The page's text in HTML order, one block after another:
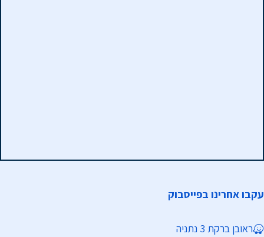
עקבו אחרינו בפייסבוק
ראובן ברקת 3 נתניה